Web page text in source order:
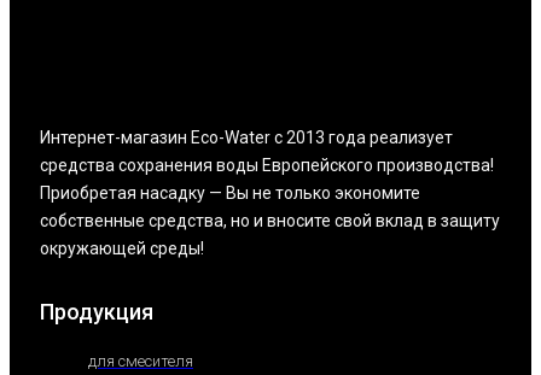
Интернет-магазин Eco-Water с 2013 года реализует
средства сохранения воды Европейского производства!
Приобретая насадку — Вы не только экономите
собственные средства, но и вносите свой вклад в защиту
окружающей среды!
Продукция
для смесителя